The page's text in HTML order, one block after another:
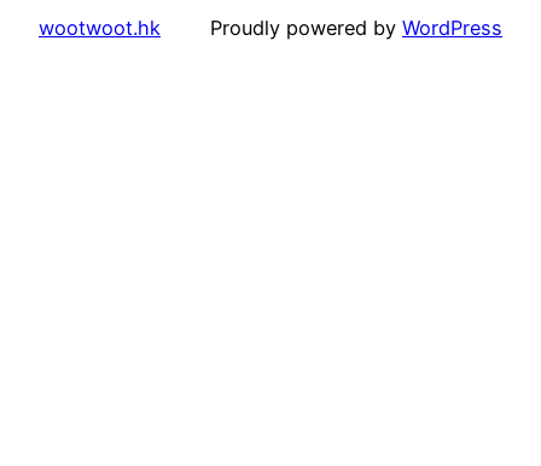
wootwoot.hk Proudly powered by WordPress